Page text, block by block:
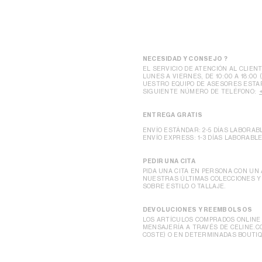
NECESIDAD Y CONSEJO ?
EL SERVICIO DE ATENCIÓN AL
LUNES A VIERNES, DE 10:00 A 18:00
UESTRO EQUIPO DE ASESORES
SIGUIENTE NÚMERO DE TELÉFONO:
ENTREGA GRATIS
ENVÍO ESTÁNDAR: 2-5 DÍAS
ENVÍO EXPRESS: 1-3 DÍAS
PEDIR UNA CITA
PIDA UNA CITA EN PERSONA CON
NUESTRAS ÚLTIMAS COLECCIONES
SOBRE ESTILO O TALLAJE.
DEVOLUCIONES Y REEMBOLSOS
LOS ARTÍCULOS COMPRADOS
MENSAJERÍA A TRAVÉS DE
COSTE) O EN DETERMINADAS